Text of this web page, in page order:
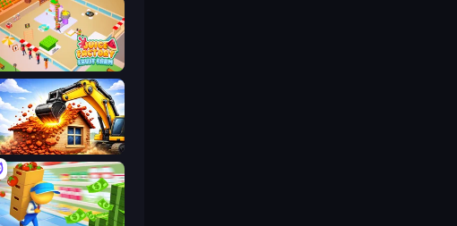
Juice Factory - Fruit Farm
City Constructor